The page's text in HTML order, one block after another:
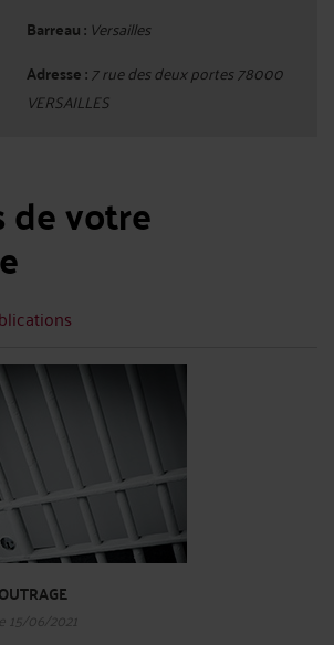
Barreau : Versailles
Adresse :7 rue des deux portes 78000
VERSAILLES
de votre
15/06/2021